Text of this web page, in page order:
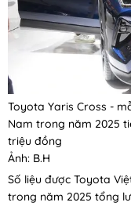
Toyota Yaris Cross -
Nam trong năm 2025
triệu đồng
Ảnh: B.H
Số liệu được Toyota
trong năm 2025 tổng